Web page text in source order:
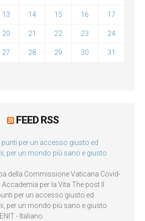
13 14 15 16 17
20 21 22 23 24
27 28 29 30 31
FEED RSS
punti per un accesso giusto ed
per un mondo più sano e giusto
della Commissione Vaticana Covid-
per la Vita The post Il
per un accesso giusto ed
per un mondo più sano e giusto
- Italiano.